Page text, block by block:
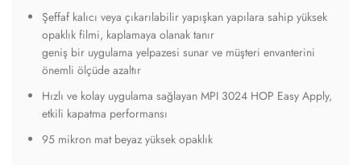
Şeffaf kalıcı veya çıkarılabilir yapışkan yapılara sahip yüksek
opaklık filmi, kaplamaya olanak tanır
geniş bir uygulama yelpazesi sunar ve müşteri envanterini
önemli ölçüde azaltır
Hızlı ve kolay uygulama sağlayan MPI 3024 HOP Easy Apply,
etkili kapatma performansı
95 mikron mat beyaz yüksek opaklık